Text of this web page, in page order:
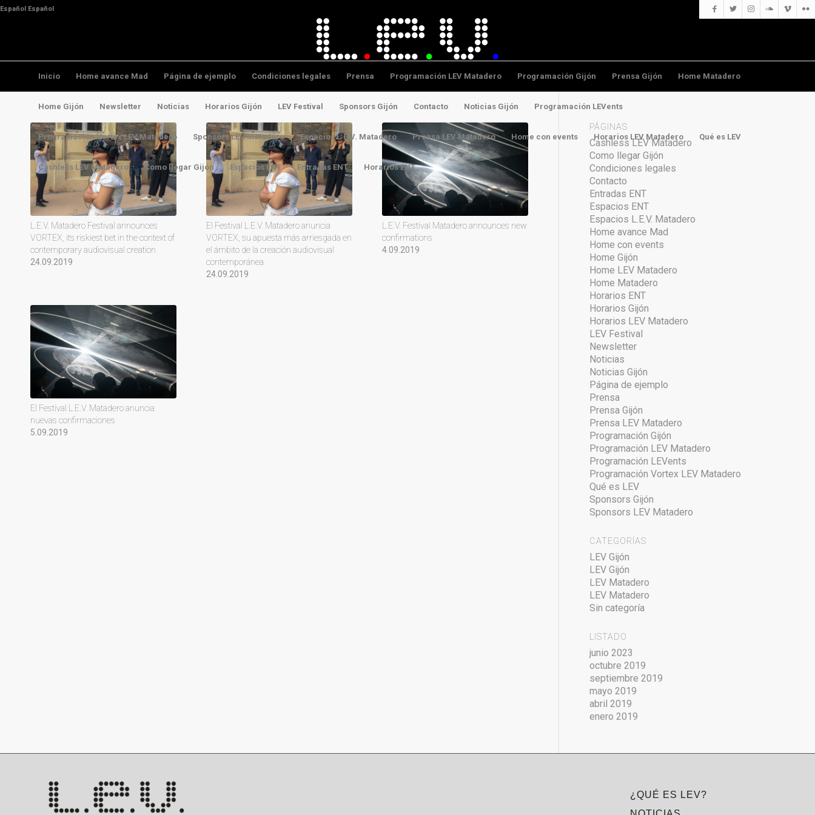
Español Español
Inicio Home avance Mad Página de ejemplo Condiciones legales Prensa Programación LEV Matadero Programación Gijón Prensa Gijón Home Matadero
Home Gijón Newsletter Noticias Horarios Gijón LEV Festival Sponsors Gijón Contacto Noticias Gijón Programación LEVents
Programación Vortex LEV Matadero Sponsors LEV Matadero Espacios L.E.V. Matadero Prensa LEV Matadero Home con events Horarios LEV Matadero Qué es LEV
Cashless LEV Matadero Como llegar Gijón Espacios ENT Entradas ENT Horarios ENT
L.E.V. Matadero Festival announces
VORTEX, its riskiest bet in the context of
contemporary audiovisual creation
24.09.2019
El Festival L.E.V. Matadero anuncia
VORTEX, su apuesta más arriesgada en
el ámbito de la creación audiovisual
contemporánea
24.09.2019
L.E.V. Festival Matadero announces new
confirmations
4.09.2019
El Festival L.E.V. Matadero anuncia
nuevas confirmaciones
5.09.2019
PÁGINAS
Cashless LEV Matadero
Como llegar Gijón
Condiciones legales
Contacto
Entradas ENT
Espacios ENT
Espacios L.E.V. Matadero
Home avance Mad
Home con events
Home Gijón
Home LEV Matadero
Home Matadero
Horarios ENT
Horarios Gijón
Horarios LEV Matadero
LEV Festival
Newsletter
Noticias
Noticias Gijón
Página de ejemplo
Prensa
Prensa Gijón
Prensa LEV Matadero
Programación Gijón
Programación LEV Matadero
Programación LEVents
Programación Vortex LEV Matadero
Qué es LEV
Sponsors Gijón
Sponsors LEV Matadero
CATEGORÍAS
LEV Gijón
LEV Gijón
LEV Matadero
LEV Matadero
Sin categoría
LISTADO
junio 2023
octubre 2019
septiembre 2019
mayo 2019
abril 2019
enero 2019
¿QUÉ ES LEV?